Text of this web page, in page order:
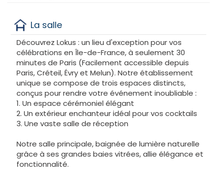
La salle
Découvrez Lokus : un lieu d'exception pour vos
célébrations en Île-de-France, à seulement 30
minutes de Paris (Facilement accessible depuis
Paris, Créteil, Évry et Melun). Notre établissement
unique se compose de trois espaces distincts,
conçus pour rendre votre événement inoubliable :
1. Un espace cérémoniel élégant
2. Un extérieur enchanteur idéal pour vos cocktails
3. Une vaste salle de réception
Notre salle principale, baignée de lumière naturelle
grâce à ses grandes baies vitrées, allie élégance et
fonctionnalité.